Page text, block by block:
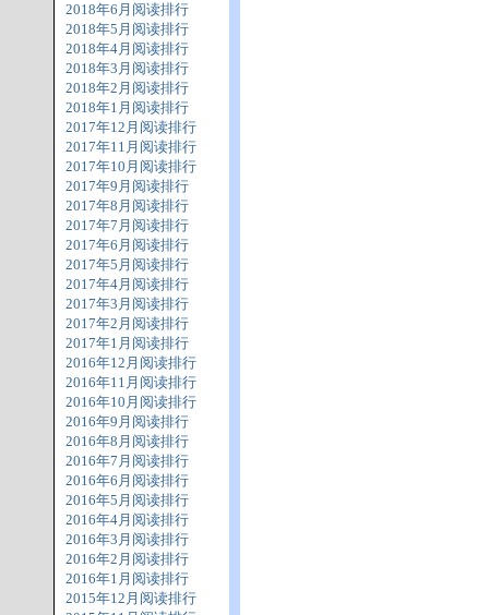
2018年6月阅读排行
2018年5月阅读排行
2018年4月阅读排行
2018年3月阅读排行
2018年2月阅读排行
2018年1月阅读排行
2017年12月阅读排行
2017年11月阅读排行
2017年10月阅读排行
2017年9月阅读排行
2017年8月阅读排行
2017年7月阅读排行
2017年6月阅读排行
2017年5月阅读排行
2017年4月阅读排行
2017年3月阅读排行
2017年2月阅读排行
2017年1月阅读排行
2016年12月阅读排行
2016年11月阅读排行
2016年10月阅读排行
2016年9月阅读排行
2016年8月阅读排行
2016年7月阅读排行
2016年6月阅读排行
2016年5月阅读排行
2016年4月阅读排行
2016年3月阅读排行
2016年2月阅读排行
2016年1月阅读排行
2015年12月阅读排行